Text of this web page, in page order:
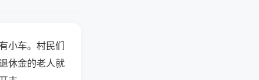
小车。村民们
休金的老人就